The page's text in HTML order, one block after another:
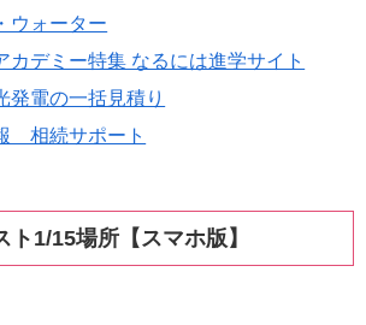
ウォーター
カデミー特集 なるには進学サイト
発電の一括見積り
相続サポート
ト1/15場所【スマホ版】